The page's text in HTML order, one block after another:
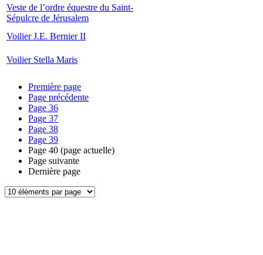
Veste de l’ordre équestre du Saint-
Sépulcre de Jérusalem
Voilier J.E. Bernier II
Voilier Stella Maris
Première page
Page précédente
Page 36
Page 37
Page 38
Page 39
Page 40 (page actuelle)
Page suivante
Dernière page